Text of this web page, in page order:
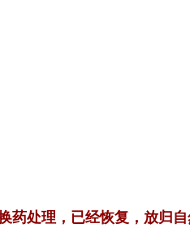
药处理，已经恢复，放归